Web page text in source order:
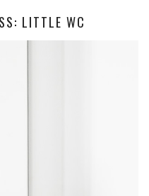
LITTLE WC